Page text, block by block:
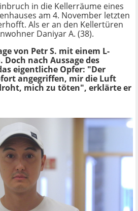
in die Kellerräume eines
am 4. November letzten
Als er an den Kellertüren
Daniyar A. (38).
von Petr S. mit einem L-
Doch nach Aussage des
eigentliche Opfer: "Der
angegriffen, mir die Luft
mich zu töten", erklärte er